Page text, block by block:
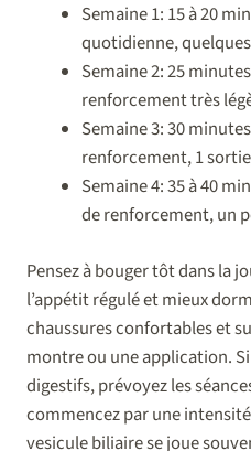
Semaine 1: 15 à 20
quotidienne,
Semaine 2: 25
renforcement très
Semaine 3: 30
renforcement, 1
Semaine 4: 35 à 40
de renforcement, un
Pensez à bouger tôt dans la
l’appétit régulé et mieux
chaussures confortables et
montre ou une application.
digestifs, prévoyez les
commencez par une
vesicule biliaire se joue